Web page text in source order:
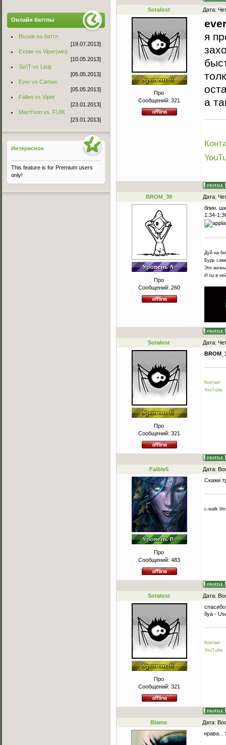
Sotalost Дата:
Про
Сообщений: 321
я
а
BROM_39 Дата:
Про
Сообщений: 260
блин.
1:34-
Дуй на
Будь
Это
И ты в
Sotalost Дата:
Про
Сообщений: 321
Контакт
YouTube
Faible5 Дата:
Про
Сообщений: 483
Скажи
c-walk
Sotalost Дата:
Про
Сообщений: 321
Ilya -
Контакт
YouTube
Blame
Дата:
нрава...
Онлайн баттлы
Вызов на баттл
[19.07.2013]
Exsite vs Viper(win)
[10.05.2013]
Sw!T vs Lisig
[05.05.2013]
Ever vs Carbon
[05.05.2013]
Fallen vs Viper
[23.01.2013]
ManYson vs. FUIK
[23.01.2013]
Интересное
This feature is for Premium users
only!